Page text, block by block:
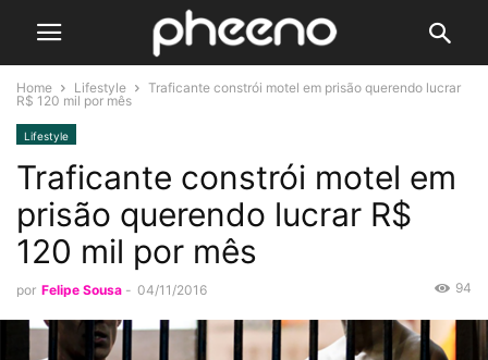
Home Lifestyle
Traficante constrói motel em prisão querendo lucrar
R$ 120 mil por mês
Lifestyle
Traficante constrói motel em
prisão querendo lucrar R$
120 mil por mês
por Felipe Sousa - 04/11/2016 94